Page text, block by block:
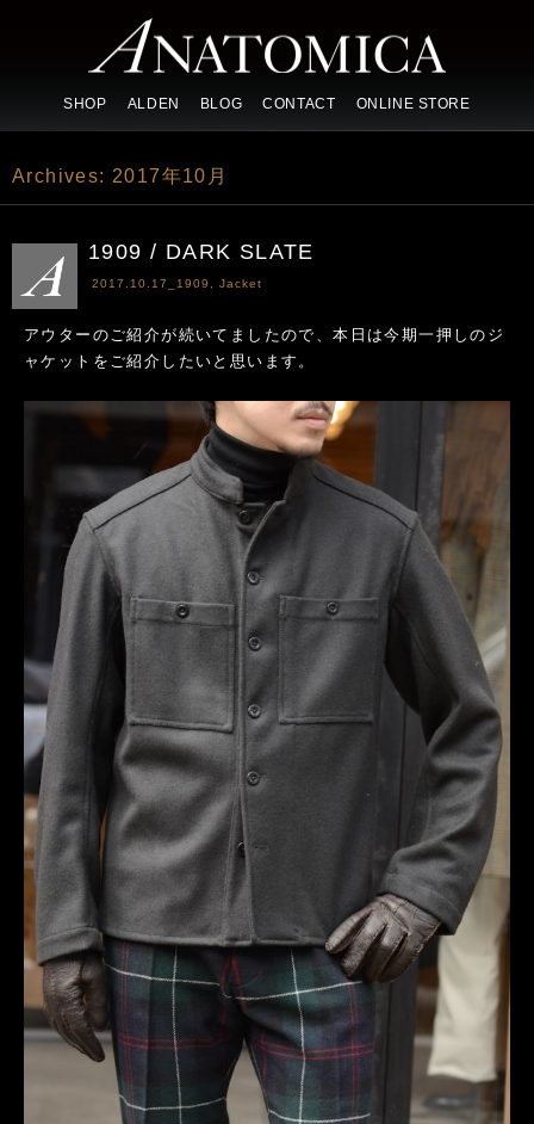
SHOP ALDEN BLOG CONTACT ONLINE STORE
Archives: 2017年10月
1909 / DARK SLATE
2017.10.17_ 1909 Jacket
アウターのご紹介が続いてましたので、本日は今期一押しのジ
ャケットをご紹介したいと思います。